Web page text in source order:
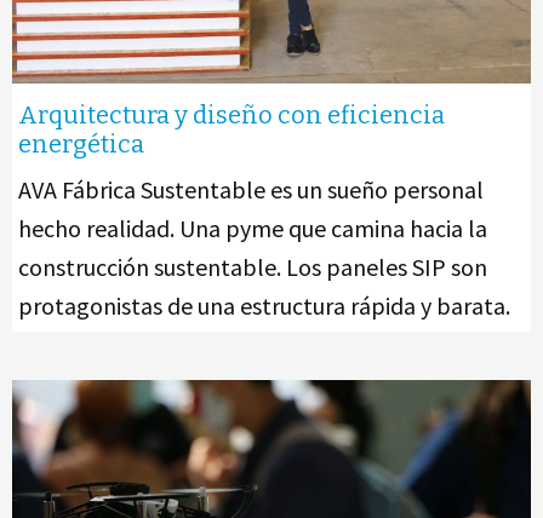
Arquitectura y diseño con eficiencia
energética
AVA Fábrica Sustentable es un sueño personal
hecho realidad. Una pyme que camina hacia la
construcción sustentable. Los paneles SIP son
protagonistas de una estructura rápida y barata.